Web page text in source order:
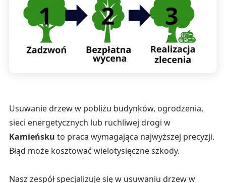
Usuwanie drzew w pobliżu budynków, ogrodzenia,
sieci energetycznych lub ruchliwej drogi w
Kamieńsku to praca wymagająca najwyższej precyzji.
Błąd może kosztować wielotysięczne szkody.
Nasz zespół specjalizuje się w usuwaniu drzew w